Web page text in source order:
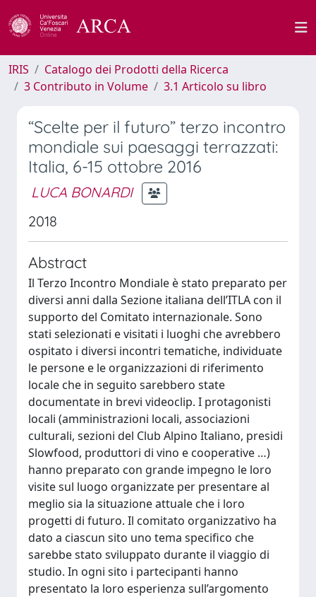
IRIS
Catalogo dei Prodotti della Ricerca
3 Contributo in Volume
3.1 Articolo su libro
“Scelte per il futuro” terzo incontro
mondiale sui paesaggi terrazzati:
Italia, 6-15 ottobre 2016
LUCA BONARDI
2018
Abstract
Il Terzo Incontro Mondiale è stato preparato per
diversi anni dalla Sezione italiana dell’ITLA con il
supporto del Comitato internazionale. Sono
stati selezionati e visitati i luoghi che avrebbero
ospitato i diversi incontri tematiche, individuate
le persone e le organizzazioni di riferimento
locale che in seguito sarebbero state
documentate in brevi videoclip. I protagonisti
locali (amministrazioni locali, associazioni
culturali, sezioni del Club Alpino Italiano, presidi
Slowfood, produttori di vino e cooperative …)
hanno preparato con grande impegno le loro
visite sul luogo organizzate per presentare al
meglio sia la situazione attuale che i loro
progetti di futuro. Il comitato organizzativo ha
dato a ciascun sito uno tema specifico che
sarebbe stato sviluppato durante il viaggio di
studio. In ogni sito i partecipanti hanno
presentato la loro esperienza sull’argomento